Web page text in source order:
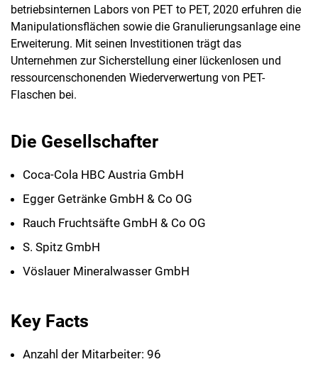
betriebsinternen Labors von PET to PET, 2020 erfuhren die
Manipulationsflächen sowie die Granulierungsanlage eine
Erweiterung. Mit seinen Investitionen trägt das
Unternehmen zur Sicherstellung einer lückenlosen und
ressourcenschonenden Wiederverwertung von PET-
Flaschen bei.
Die Gesellschafter
Coca-Cola HBC Austria GmbH
Egger Getränke GmbH & Co OG
Rauch Fruchtsäfte GmbH & Co OG
S. Spitz GmbH
Vöslauer Mineralwasser GmbH
Key Facts
Anzahl der Mitarbeiter: 96